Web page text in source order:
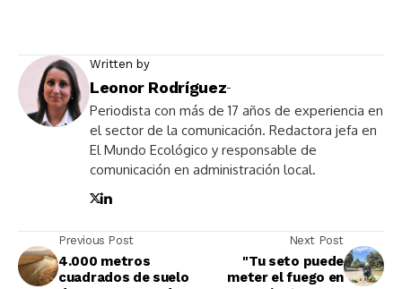
Written by
Leonor Rodríguez-
Periodista con más de 17 años de experiencia en
el sector de la comunicación. Redactora jefa en
El Mundo Ecológico y responsable de
comunicación en administración local.
Previous Post
4.000 metros
cuadrados de suelo
Next Post
"Tu seto puede
meter el fuego en